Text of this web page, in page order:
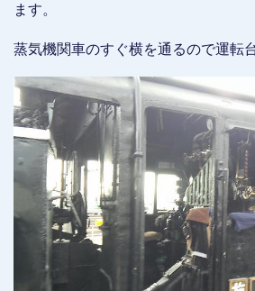
ます。
蒸気機関車のすぐ横を通るので運転